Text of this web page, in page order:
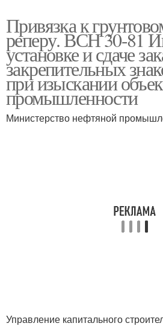
Привязка к
реперу. ВСН 30-81
установке и сдаче
закрепительных
при изыскании
промышленности
Министерство нефтяной
Управление капитального